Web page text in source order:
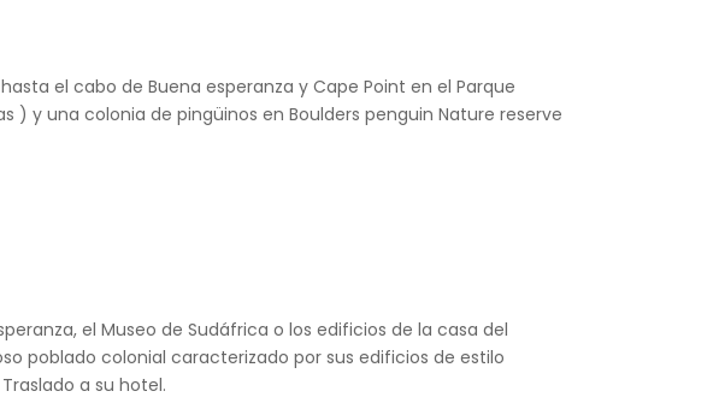
el cabo de Buena esperanza y Cape Point en el Parque
) y una colonia de pingüinos en Boulders penguin Nature reserve
el Museo de Sudáfrica o los edificios de la casa del
poblado colonial caracterizado por sus edificios de estilo
a su hotel.